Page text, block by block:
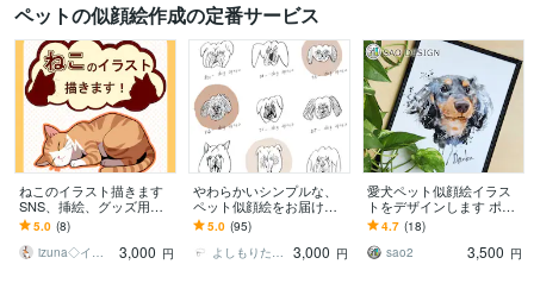
ペットの似顔絵作成の定番サービス
ねこのイラスト描きます
SNS、挿絵、グッズ用な
どシンプルで可愛いネコ
描きます！
5.0 (8)
izuna◇イラスト
3,000 円
やわらかいシンプルな、
ペット似顔絵をお届けし
ます ペットや飼い主様の
似顔絵、その他対象でも
ご相談に応じます。
5.0 (95)
よしもりたけはる
3,000 円
愛犬ペット似顔絵イラス
トをデザインします ポス
ター・フレームパネル納
品可。プレゼント・遺影
にも
4.7 (18)
sao2
3,500 円